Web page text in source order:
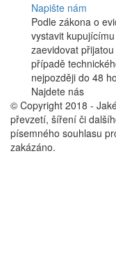
Napište nám
Podle zákona o
vystavit
zaevidovat
případě
nejpozději do 48
Najdete nás
© Copyright 2018 -
převzetí, šíření či
písemného souhlasu
zakázáno.